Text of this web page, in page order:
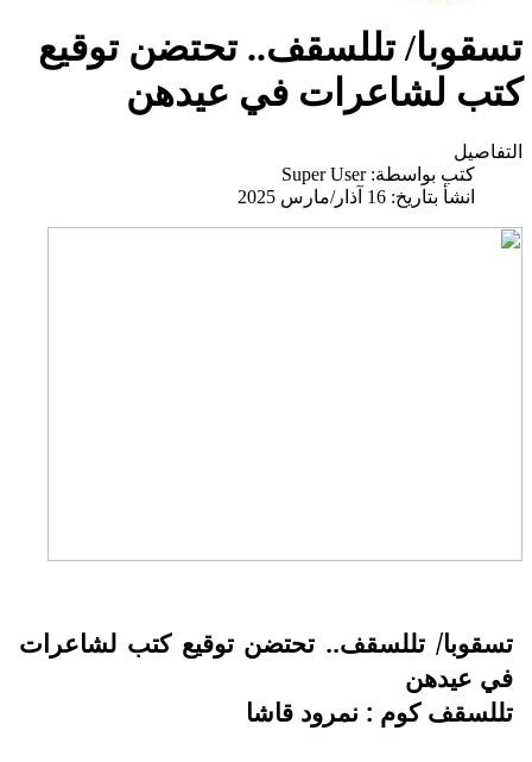
تللسقف.. تحتضن توقيع
لشاعرات في عيدهن
كتب بواسطة:Super User
انشأ بتاريخ: 16 آذار/مارس 2025
تللسقف.. تحتضن توقيع كتب لشاعرات
عيدهن
كوم : نمرود قاشا